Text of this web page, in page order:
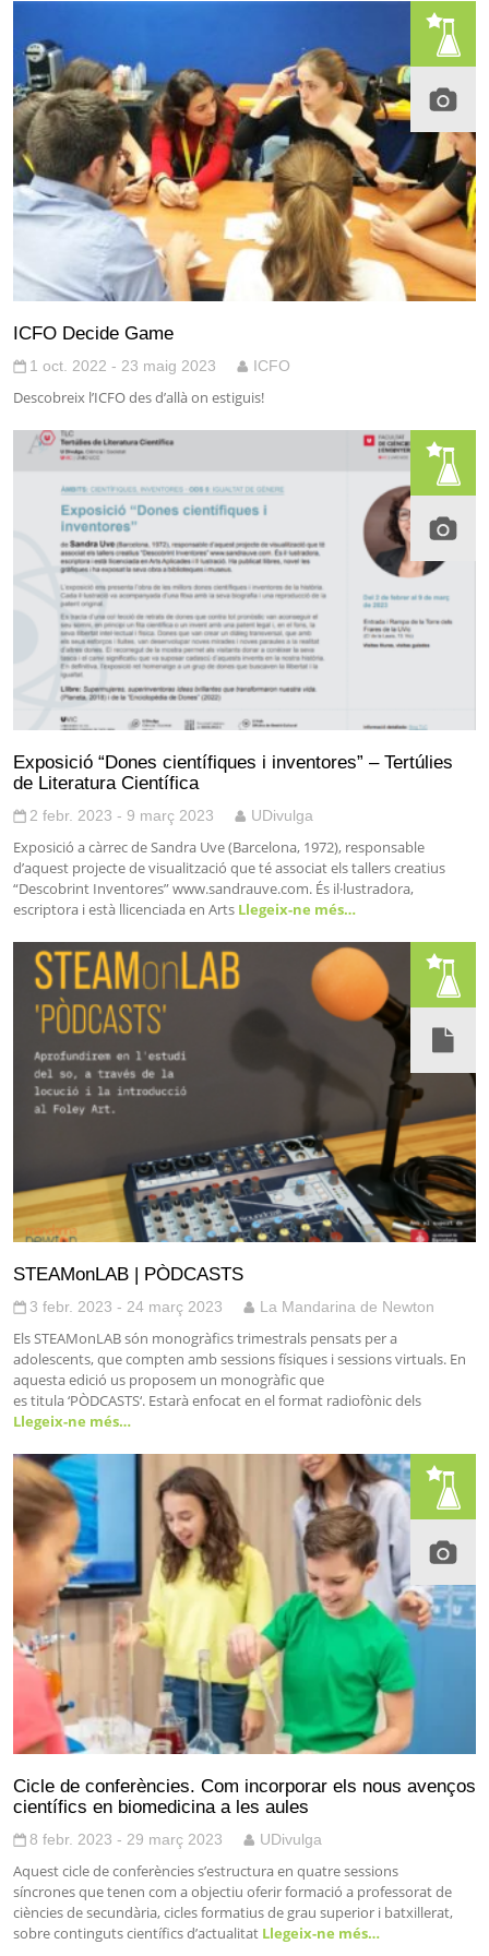
ICFO Decide Game
1 oct. 2022 - 23 maig 2023 ICFO
Descobreix l’ICFO des d’allà on estiguis!
Exposició “Dones científiques i inventores” – Tertúlies
de Literatura Científica
2 febr. 2023 - 9 març 2023 UDivulga
Exposició a càrrec de Sandra Uve (Barcelona, 1972), responsable
d’aquest projecte de visualització que té associat els tallers creatius
“Descobrint Inventores” www.sandrauve.com. És il·lustradora,
escriptora i està llicenciada en Arts Llegeix-ne més…
STEAMonLAB | PÒDCASTS
3 febr. 2023 - 24 març 2023 La Mandarina de Newton
Els STEAMonLAB són monogràfics trimestrals pensats per a
adolescents, que compten amb sessions físiques i sessions virtuals. En
aquesta edició us proposem un monogràfic que
es titula ‘PÒDCASTS‘. Estarà enfocat en el format radiofònic dels
Llegeix-ne més…
Cicle de conferències. Com incorporar els nous avenços
científics en biomedicina a les aules
8 febr. 2023 - 29 març 2023 UDivulga
Aquest cicle de conferències s’estructura en quatre sessions
síncrones que tenen com a objectiu oferir formació a professorat de
ciències de secundària, cicles formatius de grau superior i batxillerat,
sobre continguts científics d’actualitat Llegeix-ne més…